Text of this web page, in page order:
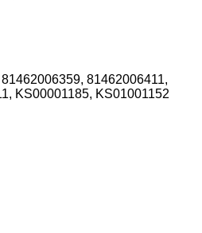
81462006411,
KS00001185, KS01001152